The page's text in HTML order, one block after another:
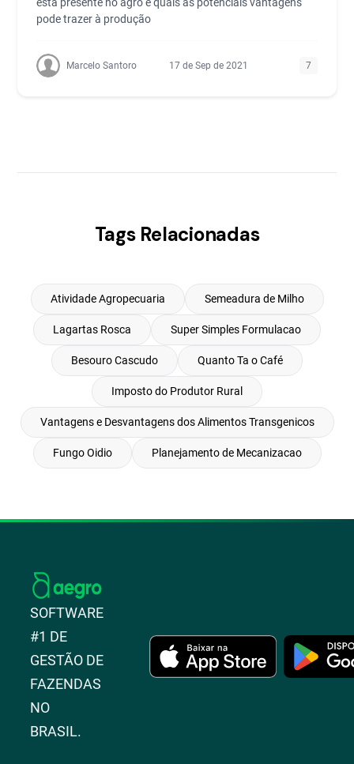
pode trazer à produção
Marcelo Santoro 17 de Sep de 2021 7
Tags Relacionadas
Atividade Agropecuaria Semeadura de Milho
Lagartas Rosca Super Simples Formulacao
Besouro Cascudo Quanto Ta o Café
Imposto do Produtor Rural
Vantagens e Desvantagens dos Alimentos Transgenicos
Fungo Oidio Planejamento de Mecanizacao
SOFTWARE
#1 DE
GESTÃO DE
FAZENDAS
NO
BRASIL.